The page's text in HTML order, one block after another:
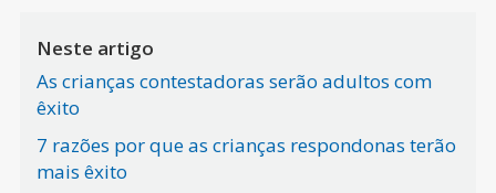
Neste artigo
As crianças contestadoras serão adultos com
êxito
7 razões por que as crianças respondonas terão
mais êxito